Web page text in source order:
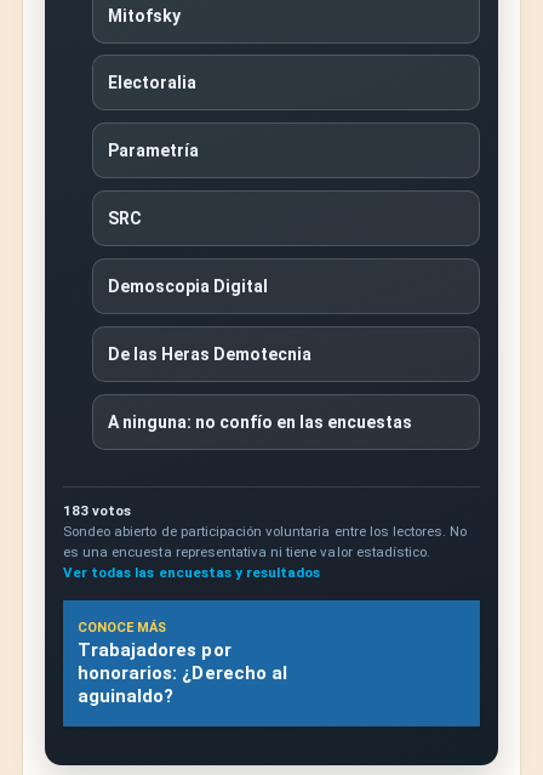
Mitofsky
Electoralia
Parametría
SRC
Demoscopia Digital
De las Heras Demotecnia
A ninguna: no confío en las encuestas
183 votos
Sondeo abierto de participación voluntaria entre los lectores. No
es una encuesta representativa ni tiene valor estadístico.
Ver todas las encuestas y resultados
CONOCE MÁS
Trabajadores por
honorarios: ¿Derecho al
aguinaldo?